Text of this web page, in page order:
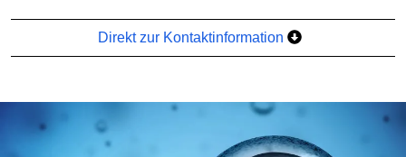
Direkt zur Kontaktinformation